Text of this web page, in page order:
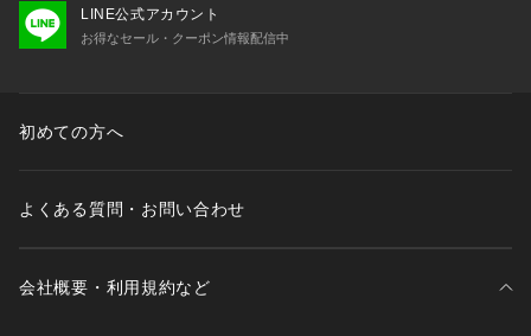
LINE公式アカウント
お得なセール・クーポン情報配信中
初めての方へ
よくある質問・お問い合わせ
会社概要・利用規約など